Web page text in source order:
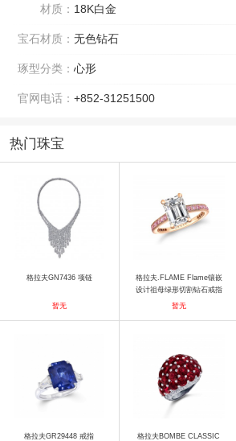
材质： 18K白金
宝石材质： 无色钻石
琢型分类： 心形
官网电话： +852-31251500
热门珠宝
格拉夫GN7436 项链
暂无
格拉夫.FLAME Flame镶嵌
设计祖母绿形切割钻石戒指
戒指
暂无
格拉夫GR29448 戒指 格拉夫BOMBE CLASSIC